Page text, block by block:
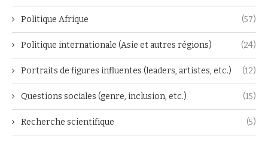
Politique Afrique (57)
Politique internationale (Asie et autres régions) (24)
Portraits de figures influentes (leaders, artistes, etc.) (12)
Questions sociales (genre, inclusion, etc.) (15)
Recherche scientifique (5)